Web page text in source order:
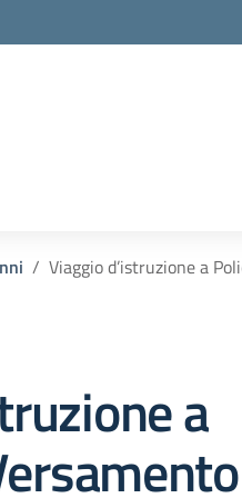
Viaggio d’istruzione a
a